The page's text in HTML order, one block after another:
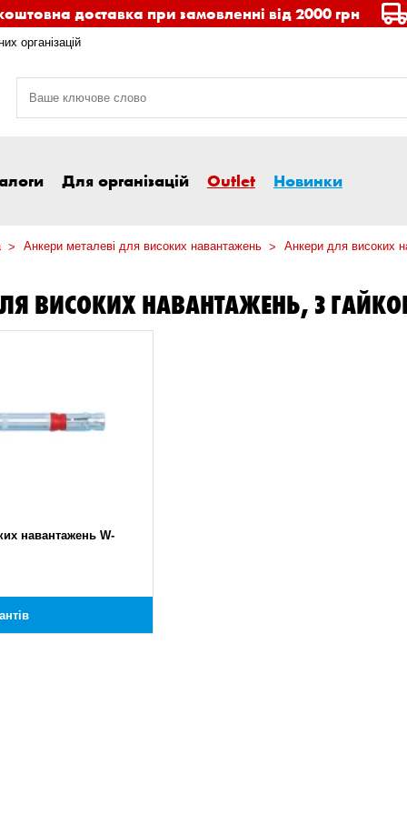
доставка при замовленні від 2000 грн
організацій
Для організацій Outlet Новинки
Анкери металеві для високих навантажень Анкери для високих
ВИСОКИХ НАВАНТАЖЕНЬ, З
навантажень W-